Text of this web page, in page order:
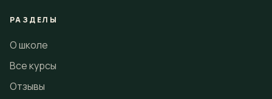
РАЗДЕЛЫ
О школе
Все курсы
Отзывы